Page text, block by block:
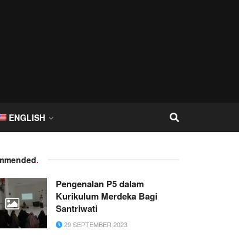
ENGLISH
.
Pengenalan P5 dalam
Kurikulum Merdeka Bagi
Santriwati
29 SEPTEMBER 2023